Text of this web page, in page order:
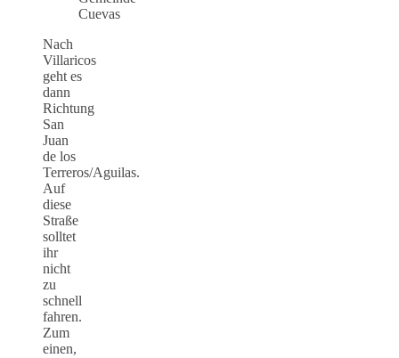
Nach
Villaricos
geht es
dann
Richtung
San
Juan
de los
Terreros/Aguilas.
Auf
diese
Straße
solltet
ihr
nicht
zu
schnell
fahren.
Zum
einen,